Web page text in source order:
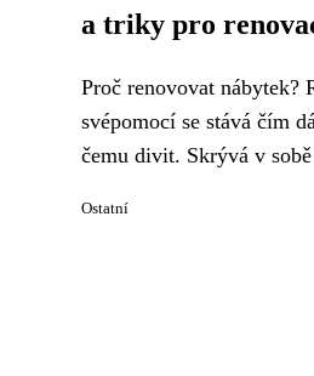
a triky pro
Proč renovovat nábytek?
svépomocí se stává čím
čemu divit. Skrývá v
Ostatní